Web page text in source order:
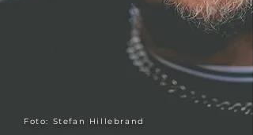
Foto: Stefan Hillebrand